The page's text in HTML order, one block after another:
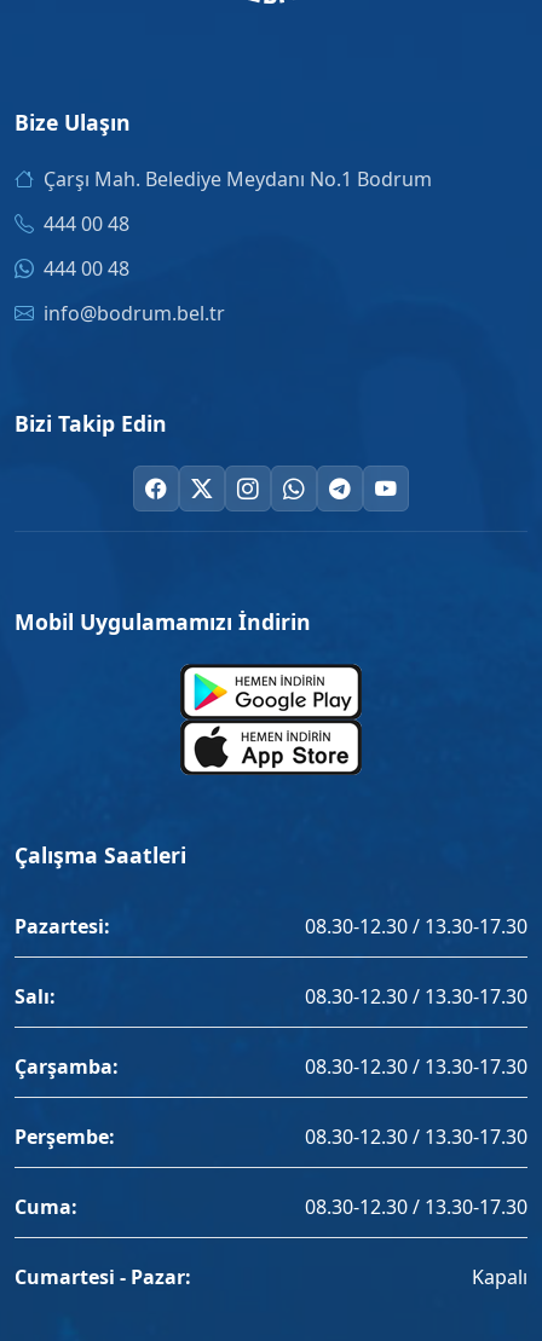
Bize Ulaşın
Çarşı Mah. Belediye Meydanı No.1 Bodrum
444 00 48
444 00 48
info@bodrum.bel.tr
Bizi Takip Edin
Mobil Uygulamamızı İndirin
Çalışma Saatleri
Pazartesi: 08.30-12.30 / 13.30-17.30
Salı: 08.30-12.30 / 13.30-17.30
Çarşamba: 08.30-12.30 / 13.30-17.30
Perşembe: 08.30-12.30 / 13.30-17.30
Cuma: 08.30-12.30 / 13.30-17.30
Cumartesi - Pazar: Kapalı